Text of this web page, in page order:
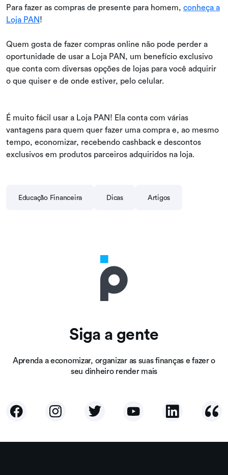
Para fazer as compras de presente para homem, conheça a
Loja PAN!
Quem gosta de fazer compras online não pode perder a
oportunidade de usar a Loja PAN, um benefício exclusivo
que conta com diversas opções de lojas para você adquirir
o que quiser e de onde estiver, pelo celular.
É muito fácil usar a Loja PAN! Ela conta com várias
vantagens para quem quer fazer uma compra e, ao mesmo
tempo, economizar, recebendo cashback e descontos
exclusivos em produtos parceiros adquiridos na loja.
Educação Financeira Dicas Artigos
Siga a gente
Aprenda a economizar, organizar as suas finanças e fazer o
seu dinheiro render mais